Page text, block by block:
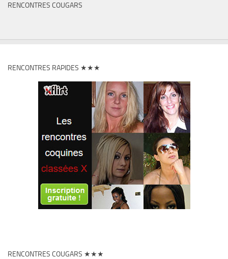
RENCONTRES COUGARS
RENCONTRES RAPIDES ★★★
RENCONTRES COUGARS ★★★